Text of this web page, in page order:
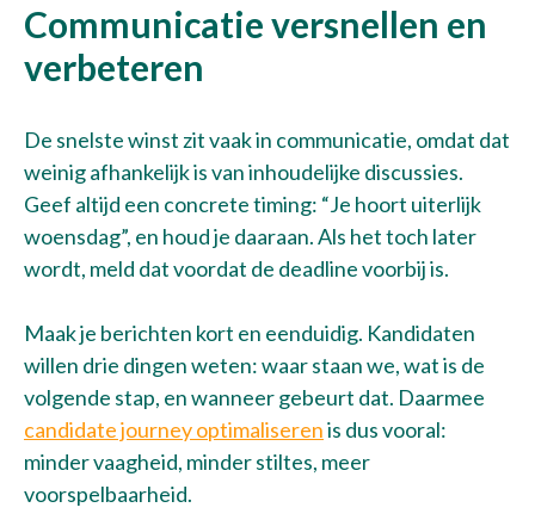
Communicatie versnellen en
verbeteren
De snelste winst zit vaak in communicatie, omdat dat
weinig afhankelijk is van inhoudelijke discussies.
Geef altijd een concrete timing: “Je hoort uiterlijk
woensdag”, en houd je daaraan. Als het toch later
wordt, meld dat voordat de deadline voorbij is.
Maak je berichten kort en eenduidig. Kandidaten
willen drie dingen weten: waar staan we, wat is de
volgende stap, en wanneer gebeurt dat. Daarmee
candidate journey optimaliserenis dus vooral:
minder vaagheid, minder stiltes, meer
voorspelbaarheid.